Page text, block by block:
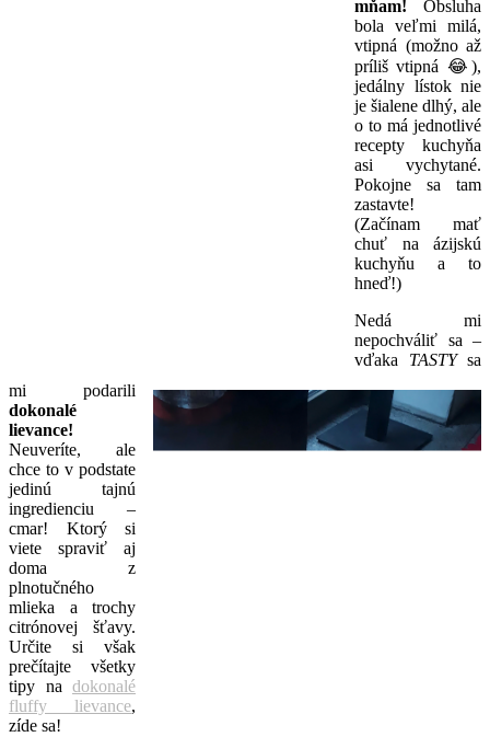
mňam! Obsluha
bola veľmi milá,
vtipná (možno až
príliš vtipná 😂),
jedálny lístok nie
je šialene dlhý, ale
o to má jednotlivé
recepty kuchyňa
asi vychytané.
Pokojne sa tam
zastavte!
(Začínam mať
chuť na ázijskú
kuchyňu a to
hneď!)
Nedá mi
nepochváliť sa –
vďaka TASTYsa
mi podarili
dokonalé
lievance!
Neuveríte, ale
chce to v podstate
jedinú tajnú
ingredienciu –
cmar! Ktorý si
viete spraviť aj
doma z
plnotučného
mlieka a trochy
citrónovej šťavy.
Určite si však
prečítajte všetky
tipy na dokonalé
fluffy lievance,
zíde sa!